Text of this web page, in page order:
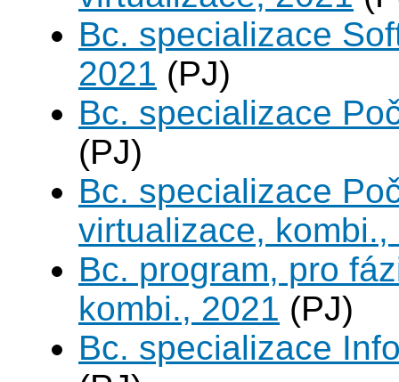
Bc. specializace
2021 (PJ)
Bc. specializace
(PJ)
Bc. specializace
virtualizace, kombi.,
Bc. program, pro
kombi., 2021 (PJ)
Bc. specializace